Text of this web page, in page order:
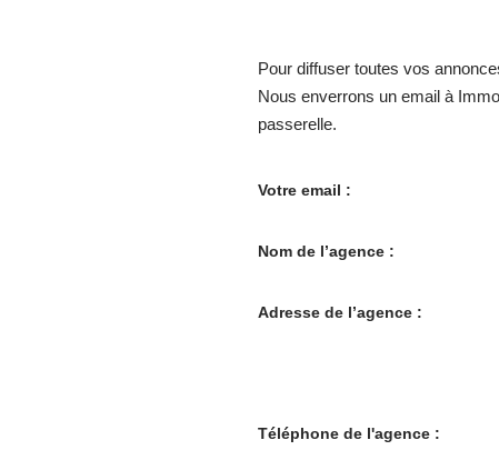
Pour diffuser toutes vos
Nous enverrons un email à
passerelle.
Votre email :
Nom de l’agence :
Adresse de l’agence :
Téléphone de l'agence :